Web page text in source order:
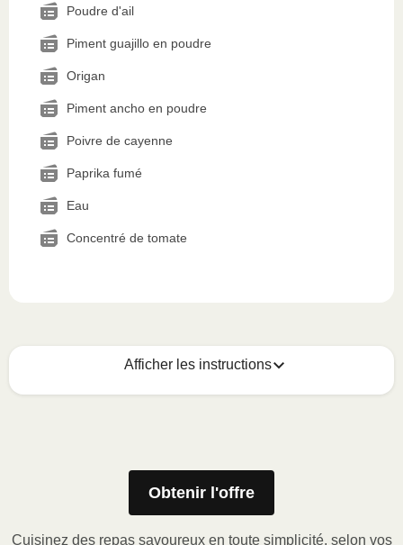
Poudre d'ail
Piment guajillo en poudre
Origan
Piment ancho en poudre
Poivre de cayenne
Paprika fumé
Eau
Concentré de tomate
Afficher les instructions
Voici quoi faire :
MICRO-ONDES
Obtenir l'offre
Cuisinez des repas savoureux en toute simplicité, selon vos